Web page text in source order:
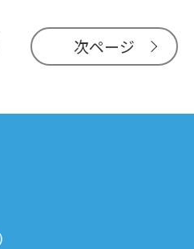
次ページ